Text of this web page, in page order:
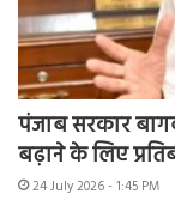
पंजाब सरकार
बढ़ाने के लिए
24 July 2026 - 1:45 PM